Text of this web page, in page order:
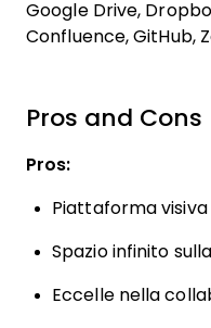
Google Drive,
Confluence, GitHub,
Pros and Cons
Pros:
Piattaforma
Spazio infinito
Eccelle nella